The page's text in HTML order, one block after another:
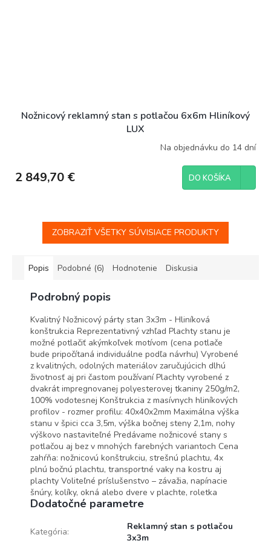
Nožnicový reklamný stan s potlačou 6x6m Hliníkový
LUX
Na objednávku do 14 dní
2 849,70 € DO KOŠÍKA
ZOBRAZIŤ VŠETKY SÚVISIACE PRODUKTY
Popis Podobné (6) Hodnotenie Diskusia
Podrobný popis
Kvalitný Nožnicový párty stan 3x3m - Hliníková
konštrukcia Reprezentativný vzhľad Plachty stanu je
možné potlačiť akýmkoľvek motívom (cena potlače
bude pripočítaná individuálne podľa návrhu) Vyrobené
z kvalitných, odolných materiálov zaručujúcich dlhú
životnosť aj pri častom používaní Plachty vyrobené z
dvakrát impregnovanej polyesterovej tkaniny 250g/m2,
100% vodotesnej Konštrukcia z masívnych hliníkových
profilov - rozmer profilu: 40x40x2mm Maximálna výška
stanu v špici cca 3,5m, výška bočnej steny 2,1m, nohy
výškovo nastaviteľné Predávame nožnicové stany s
potlačou aj bez v mnohých farebných variantoch Cena
zahŕňa: nožnicovú konštrukciu, strešnú plachtu, 4x
plnú bočnú plachtu, transportné vaky na kostru aj
plachty Voliteľné príslušenstvo – závažia, napínacie
šnúry, kolíky, okná alebo dvere v plachte, roletka
Dodatočné parametre
Kategória:
Reklamný stan s potlačou
3x3m